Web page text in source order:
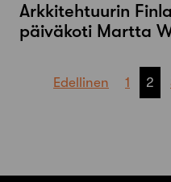
Arkkitehtuurin
päiväkoti Martta
Artikkelien
Edellinen 1 2